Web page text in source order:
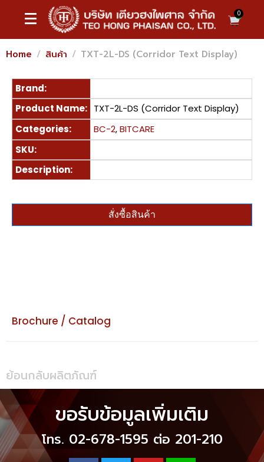
0
Home สินค้า TXT-2L-DS (Corridor Text Display)
Brand:
Product Name: TXT-2L-DS (Corridor Text Display)
Categories:
BC-2,BITCARE
SKU:
Description:
สั่งซื้อสินค้า
Brochure / Catalog
ย้อนกลับผลิตภัณฑ์
ขอรับข้อมูลเพิ่มเติม
โทร. 02-678-1595 ต่อ 201-210